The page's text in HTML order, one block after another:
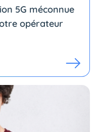
5G méconnue
opérateur